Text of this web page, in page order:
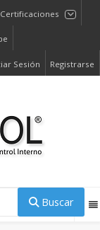
Certificaciones
Sesión Registrarse
Buscar